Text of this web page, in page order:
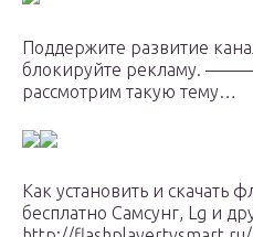
Поддержите развитие
блокируйте рекламу.
рассмотрим такую тему…
Как установить и скачать
бесплатно Самсунг, Lg и